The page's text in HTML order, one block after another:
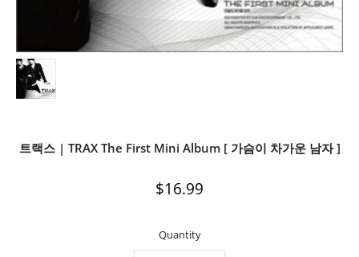
트랙스 | TRAX The First Mini Album [ 가슴이 차가운 남자 ]
$16.99
Quantity